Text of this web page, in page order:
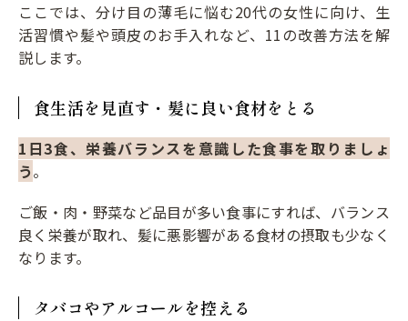
ここでは、分け目の薄毛に悩む20代の女性に向け、生
活習慣や髪や頭皮のお手入れなど、11の改善方法を解
説します。
食生活を見直す・髪に良い食材をとる
1日3食、栄養バランスを意識した食事を取りましょ
う。
ご飯・肉・野菜など品目が多い食事にすれば、バランス
良く栄養が取れ、髪に悪影響がある食材の摂取も少なく
なります。
タバコやアルコールを控える